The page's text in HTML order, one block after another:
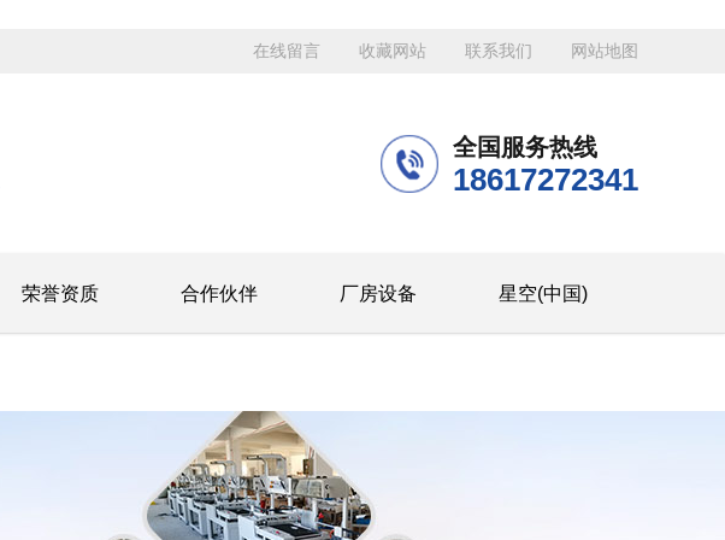
在线留言 收藏网站 联系我们 网站地图
全国服务热线
18617272341
荣誉资质 合作伙伴 厂房设备 星空(中国)